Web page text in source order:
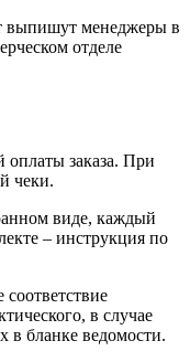
выпишут менеджеры в
отделе
оплаты заказа. При
чеки.
виде, каждый
– инструкция по
соответствие
в случае
в бланке ведомости.